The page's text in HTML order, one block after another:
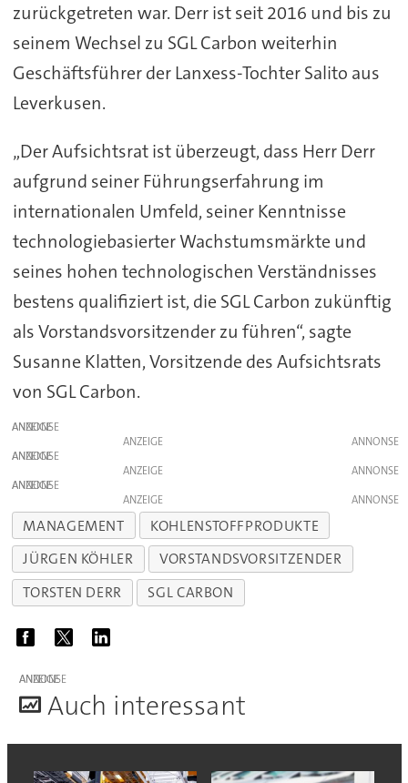
zurückgetreten war. Derr ist seit 2016 und bis zu
seinem Wechsel zu SGL Carbon weiterhin
Geschäftsführer der Lanxess-Tochter Salito aus
Leverkusen.
„Der Aufsichtsrat ist überzeugt, dass Herr Derr
aufgrund seiner Führungserfahrung im
internationalen Umfeld, seiner Kenntnisse
technologiebasierter Wachstumsmärkte und
seines hohen technologischen Verständnisses
bestens qualifiziert ist, die SGL Carbon zukünftig
als Vorstandsvorsitzender zu führen“, sagte
Susanne Klatten, Vorsitzende des Aufsichtsrats
von SGL Carbon.
ANZEIGE
ANZEIGE
ANZEIGE
ANZEIGE
ANZEIGE
ANZEIGE
MANAGEMENT
KOHLENSTOFFPRODUKTE
JÜRGEN KÖHLER
VORSTANDSVORSITZENDER
TORSTEN DERR
SGL CARBON
ANZEIGE
Auch interessant